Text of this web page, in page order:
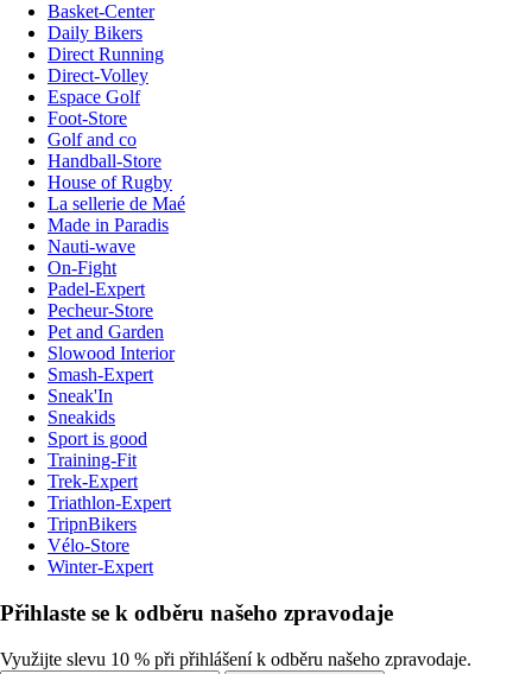
Basket-Center
Daily Bikers
Direct Running
Direct-Volley
Espace Golf
Foot-Store
Golf and co
Handball-Store
House of Rugby
La sellerie de Maé
Made in Paradis
Nauti-wave
On-Fight
Padel-Expert
Pecheur-Store
Pet and Garden
Slowood Interior
Smash-Expert
Sneak'In
Sneakids
Sport is good
Training-Fit
Trek-Expert
Triathlon-Expert
TripnBikers
Vélo-Store
Winter-Expert
Přihlaste se k odběru našeho zpravodaje
Využijte slevu 10 % při přihlášení k odběru našeho zpravodaje.